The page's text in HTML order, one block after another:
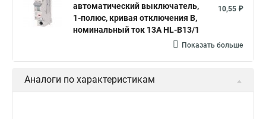
автоматический выключатель,
1-полюс, кривая отключения B,
номинальный ток 13А HL-B13/1
10,55 ₽
Показать больше
Аналоги по характеристикам